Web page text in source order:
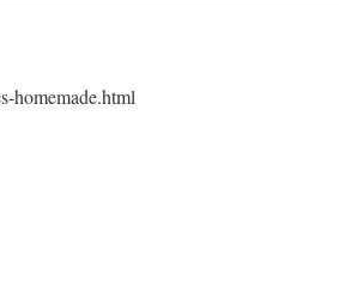
homemade.html